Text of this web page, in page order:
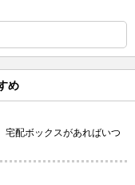
め
宅配ボックスがあればいつ